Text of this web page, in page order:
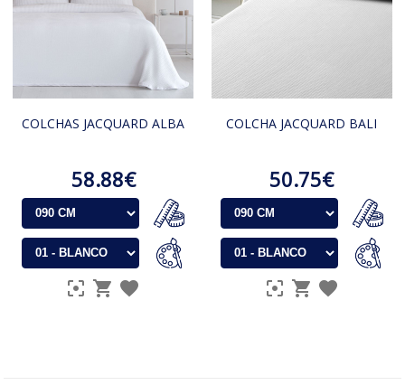
COLCHAS JACQUARD ALBA
58.88€
COLCHA JACQUARD BALI
50.75€